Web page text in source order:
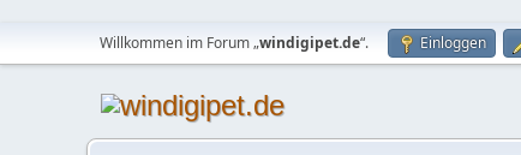
Willkommen im Forum „windigipet.de“. Einloggen